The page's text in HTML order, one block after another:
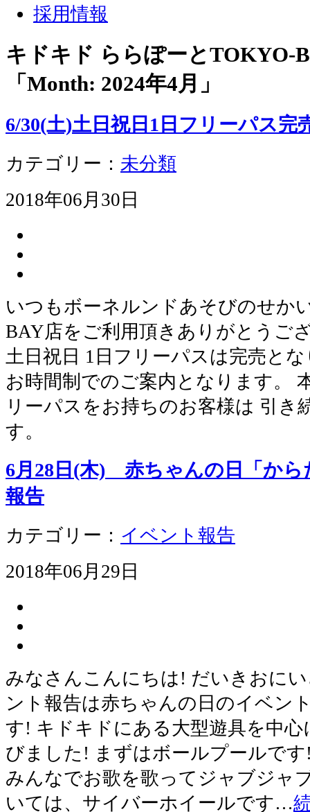
採用情報
キドキド ららぽーと
「Month: 2024年4月 」
6/30(土)土日祝日1日フリーパス完
カテゴリー： 未分類
2018年06月30日
いつもボーネルンドあそびのせか
BAY店をご利用頂きありがとうご
土日祝日 1日フリーパスは完売と
お時間制でのご案内となります。
リーパスをお持ちのお客様は 引き
す。
6月28日(木) 赤ちゃんの日「から
報告
カテゴリー： イベント報告
2018年06月29日
みなさんこんにちは! だいきおに
ント報告は赤ちゃんの日のイベン
す! キドキドにある大型遊具を中
びました! まずはボールプール
みんなでお歌を歌ってジャブジャ
いては、サイバーホイールです…